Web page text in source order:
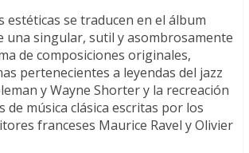
estéticas se traducen en el álbum
una singular, sutil y asombrosamente
de composiciones originales,
pertenecientes a leyendas del jazz
y Wayne Shorter y la recreación
de música clásica escritas por los
franceses Maurice Ravel y Olivier